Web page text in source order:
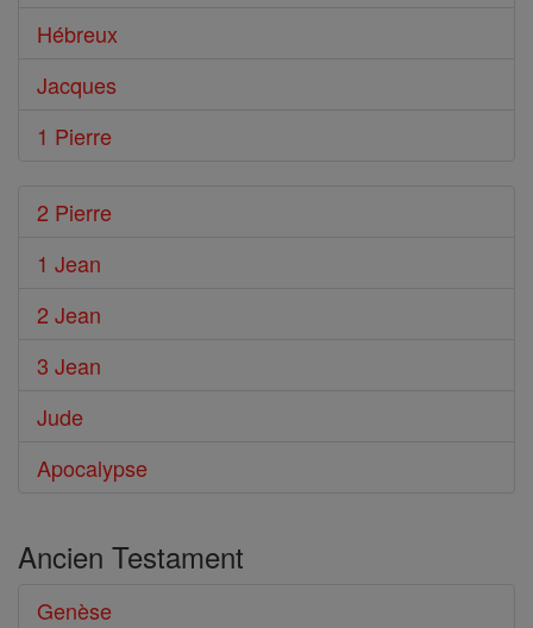
Hébreux
Jacques
1 Pierre
2 Pierre
1 Jean
2 Jean
3 Jean
Jude
Apocalypse
Ancien Testament
Genèse